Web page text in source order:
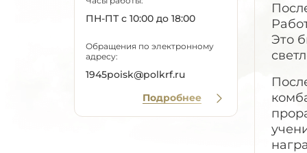
ПН-ПТ с 10:00 до 18:00
Обращения по электронному
адресу:
1945poisk@polkrf.ru
Подробнее
Это